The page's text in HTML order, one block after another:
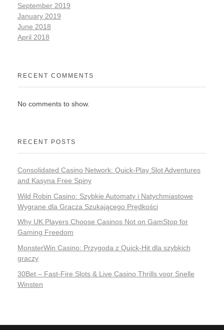
September 2019
January 2019
June 2018
April 2018
RECENT COMMENTS
No comments to show.
RECENT POSTS
Consolidated Casino Network: Quick‑Play Slot Adventures
and Kasyna Free Spiny
Wild Robin Casino: Szybkie Automaty i Natychmiastowe
Wygrane dla Gracza Szukającego Prędkości
Why UK Players Choose Casinos Not on GamStop for
Gaming Freedom
MonsterWin Casino: Przygoda z Quick‑Hit dla szybkich
graczy
30Bet – Fast‑Fire Slots & Live Casino Thrills voor Snelle
Winsten